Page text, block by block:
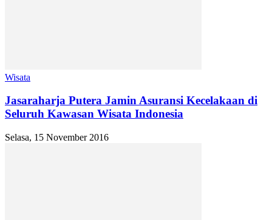
Wisata
Jasaraharja Putera Jamin Asuransi Kecelakaan di
Seluruh Kawasan Wisata Indonesia
Selasa, 15 November 2016